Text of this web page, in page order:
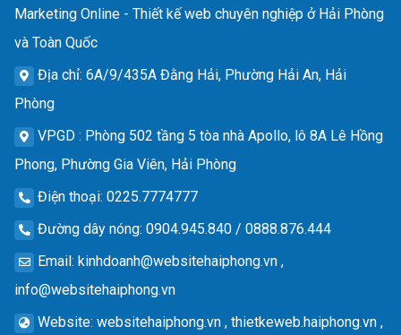
Marketing Online - Thiết kế web chuyên nghiệp ở Hải Phòng
và Toàn Quốc
Địa chỉ: 6A/9/435A Đằng Hải, Phường Hải An, Hải
Phòng
VPGD : Phòng 502 tầng 5 tòa nhà Apollo, lô 8A Lê Hồng
Phong, Phường Gia Viên, Hải Phòng
Điện thoại: 0225.7774777
Đường dây nóng: 0904.945.840 / 0888.876.444
Email: kinhdoanh@websitehaiphong.vn ,
info@websitehaiphong.vn
Website: websitehaiphong.vn , thietkeweb.haiphong.vn ,